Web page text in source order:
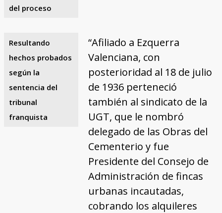
del proceso
Resultando
hechos probados
según la
sentencia del
tribunal
franquista
“Afiliado a Ezquerra
Valenciana, con
posterioridad al 18 de julio
de 1936 perteneció
también al sindicato de la
UGT, que le nombró
delegado de las Obras del
Cementerio y fue
Presidente del Consejo de
Administración de fincas
urbanas incautadas,
cobrando los alquileres